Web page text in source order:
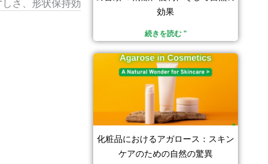
さ、形状保持効
効果
続きを読む "
化粧品におけるアガロース：スキン
ケアのための自然の驚異